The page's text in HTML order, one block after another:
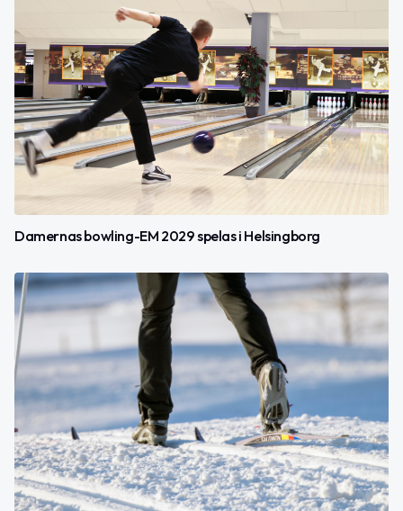
Damernas bowling-EM 2029 spelas i Helsingborg